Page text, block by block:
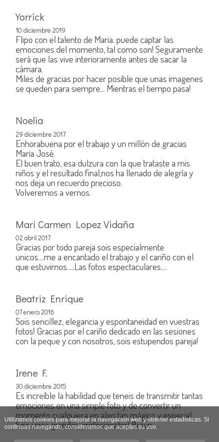
Yorrick
10 diciembre 2019
Flipo con el talento de Maria: puede captar las
emociones del momento, tal como son! Seguramente
será que las vive interioramente antes de sacar la
cámara.
Miles de gracias por hacer posible que unas imagenes
se queden para siempre... Mientras el tiempo pasa!
Noelia
29 diciembre 2017
Enhorabuena por el trabajo y un millón de gracias
Maria José.
El buen trato, esa dulzura con la que trataste a mis
niños y el resultado final,nos ha llenado de alegría y
nos deja un recuerdo precioso.
Volveremos a vernos.
Mari Carmen Lopez Vidaña
02 abril 2017
Gracias por todo pareja sois especialmente
unicos....me a encantado el trabajo y el cariño con el
que estuvimos.....Las fotos espectaculares....
Beatriz Enrique
07 enero 2016
Sois sencillez, elegancia y espontaneidad en vuestras
fotos! Gracias por el cariño dedicado en las sesiones
con la peque y con nosotros, sois estupendos pareja!
Irene F.
30 diciembre 2015
Es increíble la habilidad que teneis de transmitir tantas
emociones en una simple foto y de convertir un
momento cualquiera en algo tan mágico y especial.
Sois unos grandes profesionales! Bravo.
Utilizamos cookies para mejorar la navegación web y obtener estadísticas. Si
continuas navegando, consideramos que aceptas su uso.